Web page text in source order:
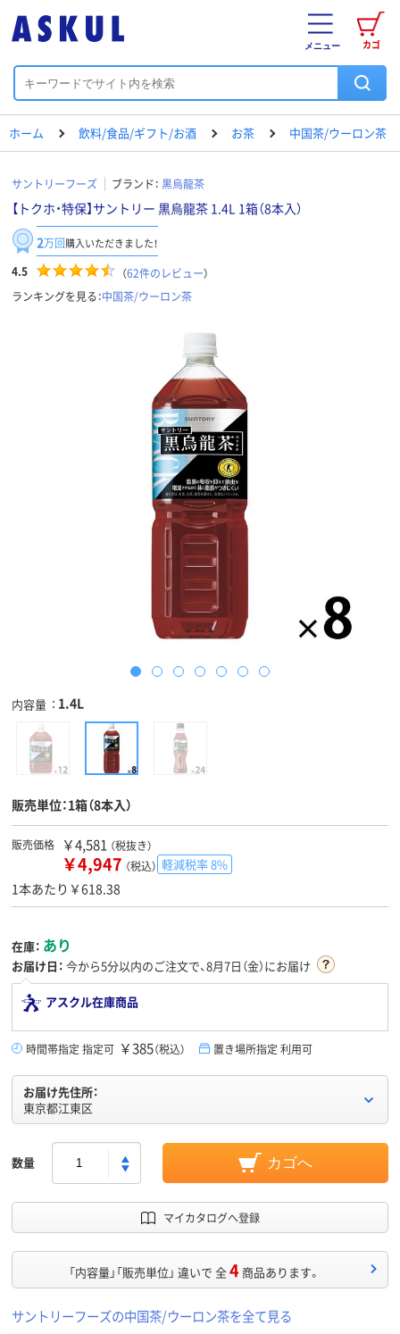
カゴ
メニュー
ホーム 飲料/食品/ギフト/お酒 お茶 中国茶/ウーロン茶
サントリーフーズ ブランド： 黒烏龍茶
【トクホ・特保】サントリー 黒烏龍茶 1.4L 1箱（8本入）
2万回購入いただきました！
4.5 （62件のレビュー）
ランキングを見る：中国茶/ウーロン茶
内容量 1.4L
販売単位：1箱（8本入）
販売価格 ￥4,581 （税抜き）
￥4,947 （税込） 軽減税率 8%
1本あたり￥618.38
在庫： あり
お届け日： 今から5分以内のご注文で、8月7日（金）にお届け
アスクル在庫商品
時間帯指定 指定可 ￥385（税込） 置き場所指定 利用可
お届け先住所：
東京都江東区
数量 カゴへ
マイカタログへ登録
「内容量」「販売単位」 違いで 全4 商品あります。
サントリーフーズの中国茶/ウーロン茶を全て見る